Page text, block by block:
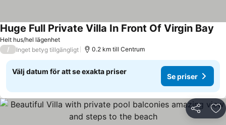
Helt hus/hel lägenhet
Huge Full Private Villa In Front Of Virgin Bay
/ Inget betyg tillgängligt 0.2 km till Centrum
Välj datum för att se exakta priser
Se priser
Dela